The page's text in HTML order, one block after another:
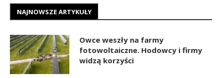
NAJNOWSZE ARTYKUŁY
Owce weszły na farmy
fotowoltaiczne. Hodowcy i firmy
widzą korzyści